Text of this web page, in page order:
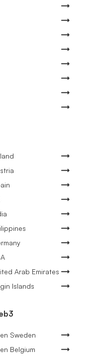
Arab Emirates
Islands
Sweden
Belgium